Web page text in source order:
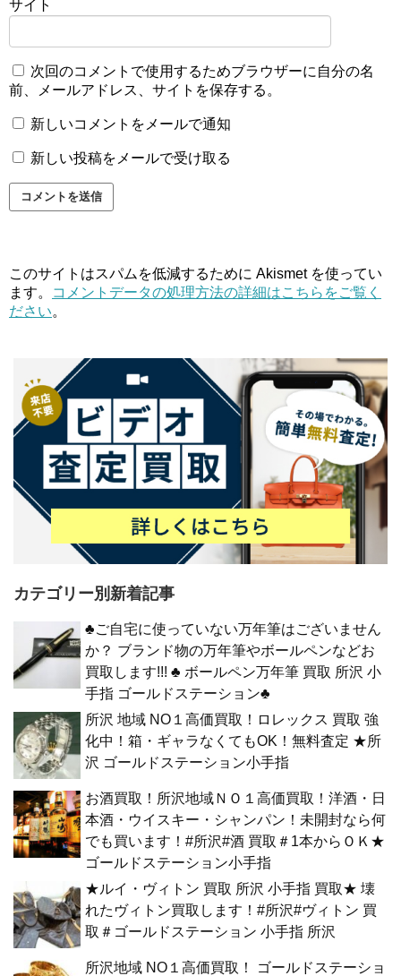
サイト
次回のコメントで使用するためブラウザーに自分の名
前、メールアドレス、サイトを保存する。
新しいコメントをメールで通知
新しい投稿をメールで受け取る
このサイトはスパムを低減するために Akismet を使ってい
ます。
コメントデータの処理方法の詳細はこちらをご覧く
ださい。
カテゴリー別新着記事
♣ご自宅に使っていない万年筆はございません
か？ ブランド物の万年筆やボールペンなどお
買取します!!! ♣ ボールペン万年筆 買取 所沢 小
手指 ゴールドステーション♣
所沢 地域 NO１高価買取！ロレックス 買取 強
化中！箱・ギャラなくてもOK！無料査定 ★所
沢 ゴールドステーション小手指
お酒買取！所沢地域ＮＯ１高価買取！洋酒・日
本酒・ウイスキー・シャンパン！未開封なら何
でも買います！#所沢#酒 買取＃1本からＯＫ★
ゴールドステーション小手指
★ルイ・ヴィトン 買取 所沢 小手指 買取★ 壊
れたヴィトン買取します！#所沢#ヴィトン 買
取＃ゴールドステーション 小手指 所沢
所沢地域 NO１高価買取！ ゴールドステーショ